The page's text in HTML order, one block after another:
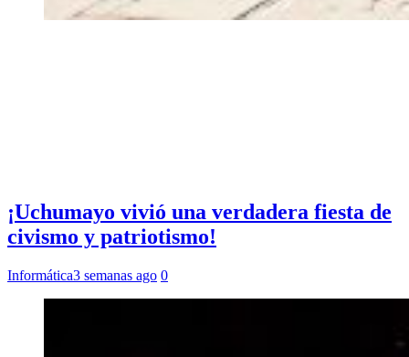
¡Uchumayo vivió una verdadera fiesta de
civismo y patriotismo!
Informática3 semanas ago 0